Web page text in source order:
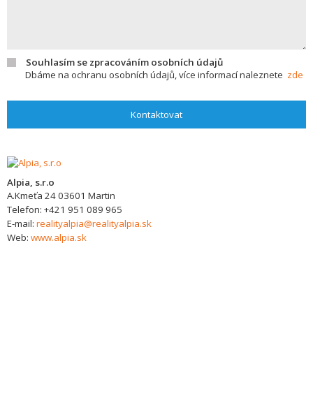
Souhlasím se zpracováním osobních údajů
Dbáme na ochranu osobních údajů, více informací naleznete zde
Kontaktovat
Alpia, s.r.o
A.Kmeťa 2403601 Martin
Telefon: +421 951 089 965
E-mail: realityalpia@realityalpia.sk
Web: www.alpia.sk